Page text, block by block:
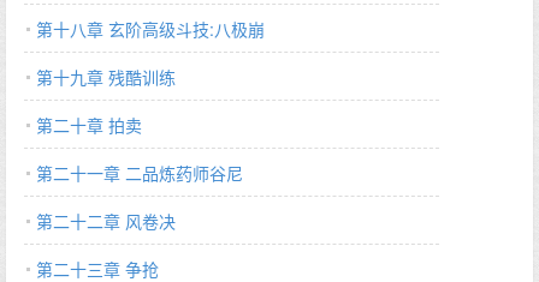
第十八章 玄阶高级斗技:八极崩
第十九章 残酷训练
第二十章 拍卖
第二十一章 二品炼药师谷尼
第二十二章 风卷决
第二十三章 争抢